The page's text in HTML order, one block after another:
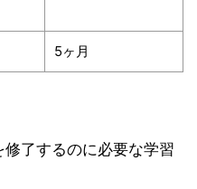
5ヶ月
修了するのに必要な学習